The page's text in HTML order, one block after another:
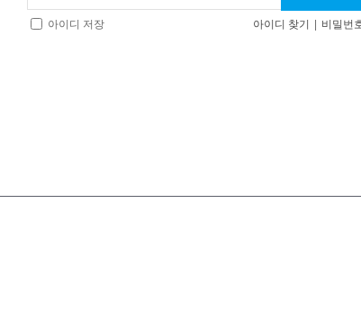
아이디 저장 아이디 찾기 | 비밀번